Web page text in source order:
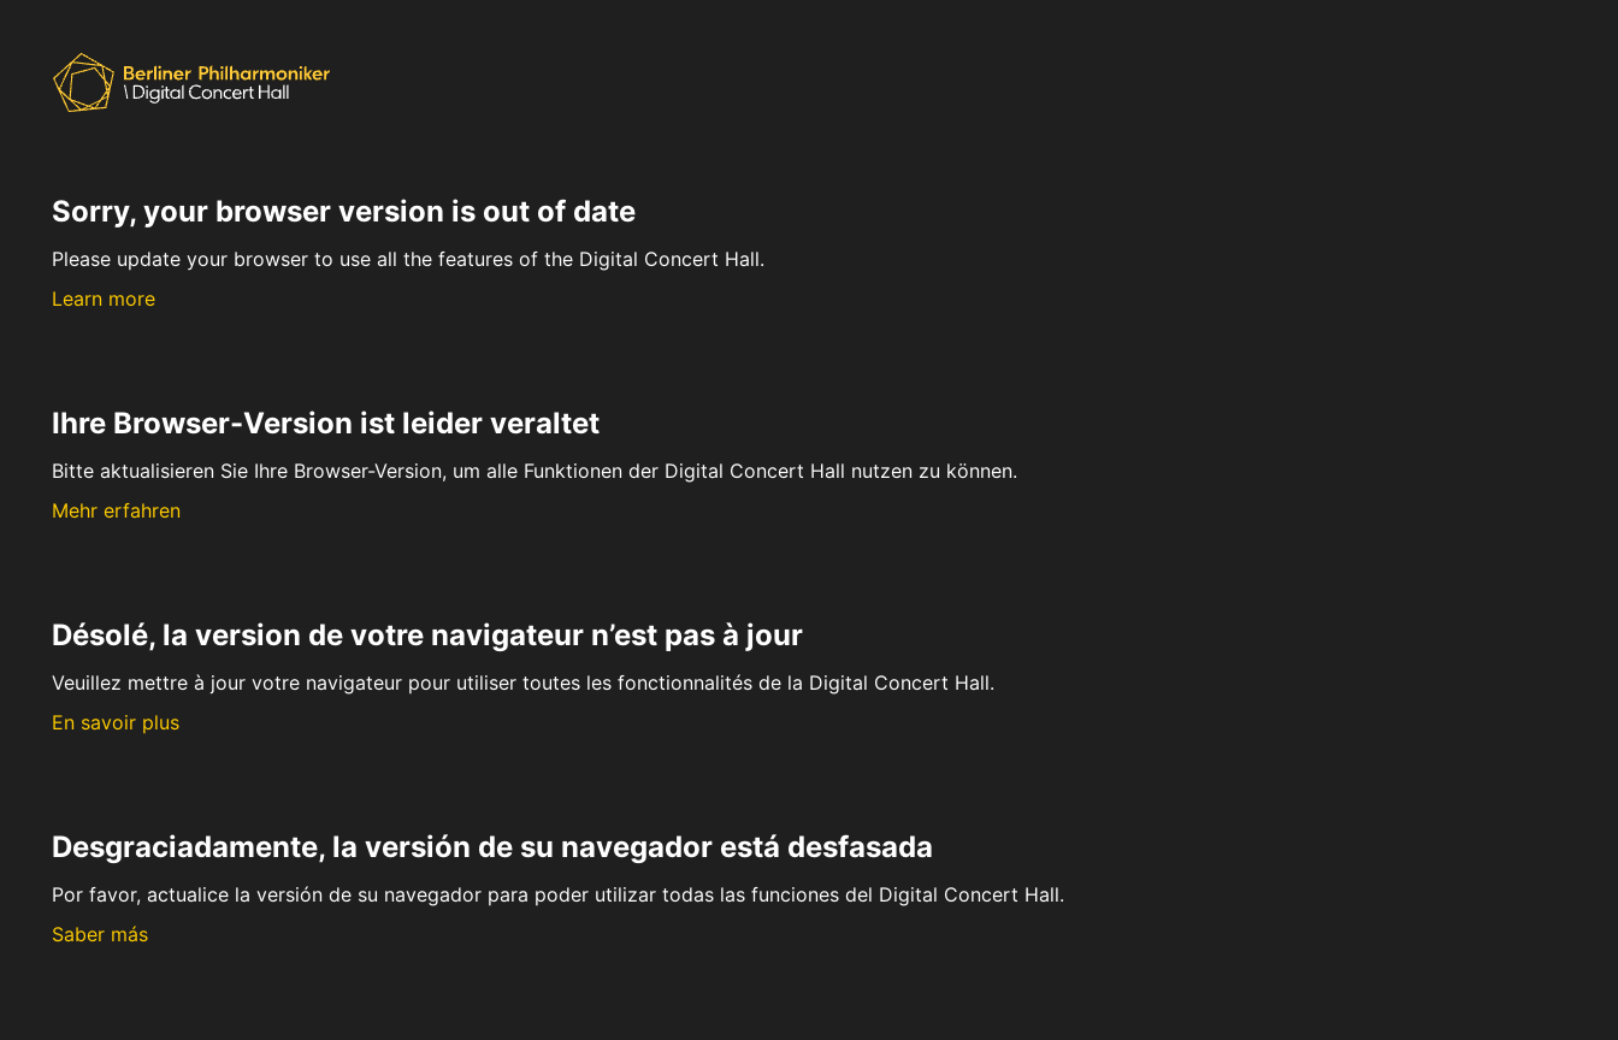
Sorry, your browser version is out of date
Please update your browser to use all the features of the Digital Concert Hall.
Learn more
Ihre Browser-Version ist leider veraltet
Bitte aktualisieren Sie Ihre Browser-Version, um alle Funktionen der Digital Concert Hall nutzen zu können.
Mehr erfahren
Désolé, la version de votre navigateur n’est pas à jour
Veuillez mettre à jour votre navigateur pour utiliser toutes les fonctionnalités de la Digital Concert Hall.
En savoir plus
Desgraciadamente, la versión de su navegador está desfasada
Por favor, actualice la versión de su navegador para poder utilizar todas las funciones del Digital Concert Hall.
Saber más